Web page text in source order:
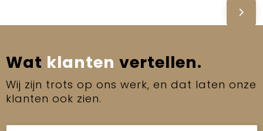
Wat klanten vertellen.
Wij zijn trots op ons werk, en dat laten onze
klanten ook zien.